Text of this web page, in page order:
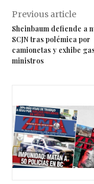
Previous article
Sheinbaum defiende a
SCJN tras polémica por
camionetas y exhibe
ministros